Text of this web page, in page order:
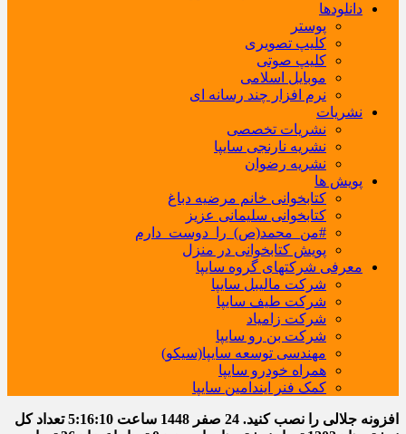
دانلودها
پوستر
کلیپ تصویری
کلیپ صوتی
موبایل اسلامی
نرم افزار چند رسانه ای
نشریات
نشریات تخصصی
نشریه نارنجی سایپا
نشریه رضوان
پویش ها
کتابخوانی خانم مرضیه دباغ
کتابخوانی سلیمانی عزیز
#من_محمد(ص)_را_دوست_دارم
پویش کتابخوانی در منزل
معرفی شرکتهای گروه سایپا
شرکت مالیبل سایپا
شرکت طیف سایپا
شرکت زامیاد
شرکت بن رو سایپا
مهندسی توسعه سایپا(سیکو)
همراه خودرو سایپا
کمک فنر ایندامین سایپا
افزونه جلالی را نصب کنید. 24 صفر 1448 ساعت 5:16:11تعداد کل